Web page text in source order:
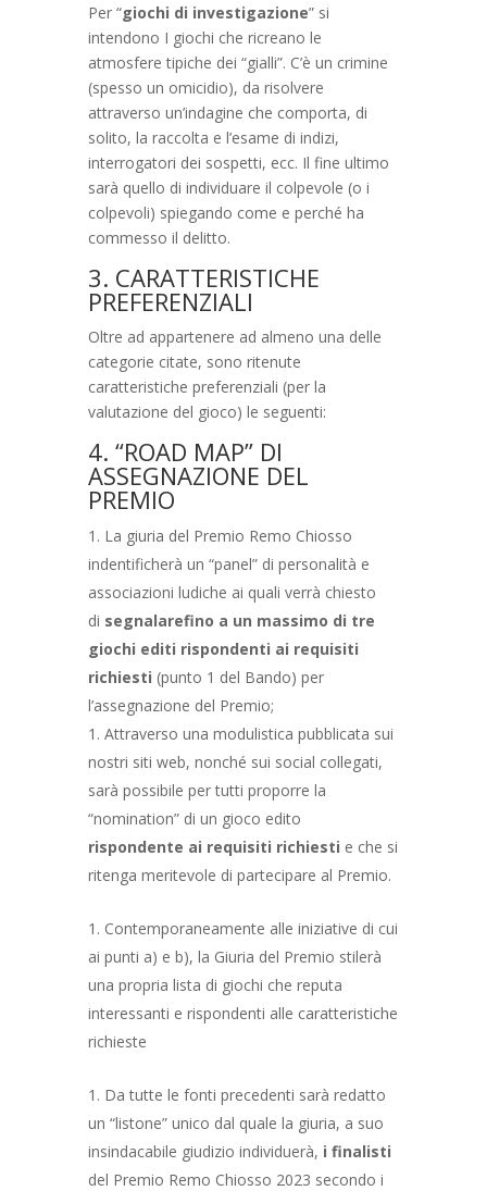
Per “giochi di investigazione” si
intendono I giochi che ricreano le
atmosfere tipiche dei “gialli”. C’è un crimine
(spesso un omicidio), da risolvere
attraverso un’indagine che comporta, di
solito, la raccolta e l’esame di indizi,
interrogatori dei sospetti, ecc. Il fine ultimo
sarà quello di individuare il colpevole (o i
colpevoli) spiegando come e perché ha
commesso il delitto.
3. CARATTERISTICHE
PREFERENZIALI
Oltre ad appartenere ad almeno una delle
categorie citate, sono ritenute
caratteristiche preferenziali (per la
valutazione del gioco) le seguenti:
4. “ROAD MAP” DI
ASSEGNAZIONE DEL
PREMIO
La giuria del Premio Remo Chiosso
indentificherà un “panel” di personalità e
associazioni ludiche ai quali verrà chiesto
di segnalarefino a un massimo di tre
giochi editi rispondenti ai requisiti
richiesti (punto 1 del Bando) per
l’assegnazione del Premio;
Attraverso una modulistica pubblicata sui
nostri siti web, nonché sui social collegati,
sarà possibile per tutti proporre la
“nomination” di un gioco edito
rispondente ai requisiti richiesti e che si
ritenga meritevole di partecipare al Premio.
Contemporaneamente alle iniziative di cui
ai punti a) e b), la Giuria del Premio stilerà
una propria lista di giochi che reputa
interessanti e rispondenti alle caratteristiche
richieste
Da tutte le fonti precedenti sarà redatto
un “listone” unico dal quale la giuria, a suo
insindacabile giudizio individuerà, i finalisti
del Premio Remo Chiosso 2023 secondo i